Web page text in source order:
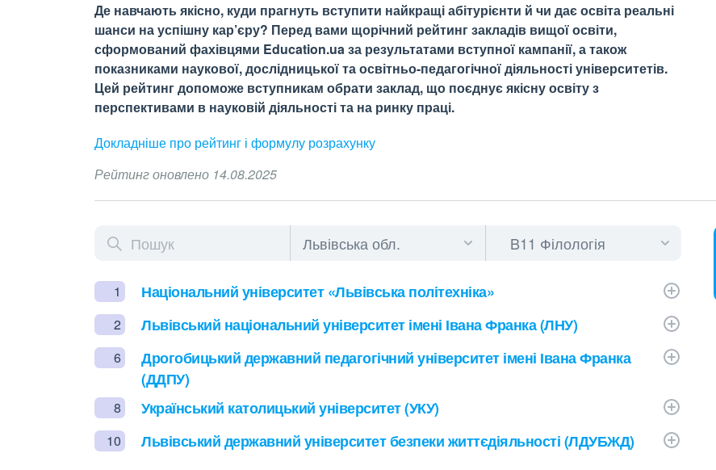
Де навчають якісно, куди прагнуть вступити найкращі абітурієнти й чи дає освіта реальні
шанси на успішну кар’єру? Перед вами щорічний рейтинг закладів вищої освіти,
сформований фахівцями Education.ua за результатами вступної кампанії, а також
показниками наукової, дослідницької та освітньо-педагогічної діяльності університетів.
Цей рейтинг допоможе вступникам обрати заклад, що поєднує якісну освіту з
перспективами в науковій діяльності та на ринку праці.
Докладніше про рейтинг і формулу розрахунку
Рейтинг оновлено 14.08.2025
1 Національний університет «Львівська політехніка»
2 Львівський національний університет імені Івана Франка (ЛНУ)
6
Дрогобицький державний педагогічний університет імені Івана Франка
(ДДПУ)
8 Український католицький університет (УКУ)
10 Львівський державний університет безпеки життєдіяльності (ЛДУБЖД)